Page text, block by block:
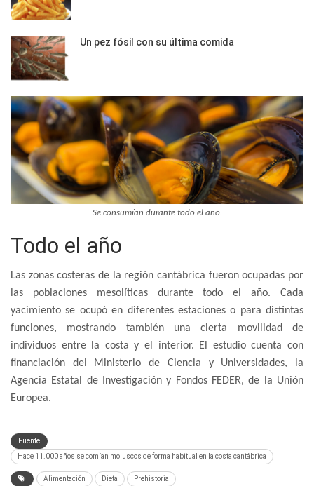
Un pez fósil con su última comida
Se consumían durante todo el año.
Todo el año
Las zonas costeras de la región cantábrica fueron ocupadas por
las poblaciones mesolíticas durante todo el año. Cada
yacimiento se ocupó en diferentes estaciones o para distintas
funciones, mostrando también una cierta movilidad de
individuos entre la costa y el interior. El estudio cuenta con
financiación del Ministerio de Ciencia y Universidades, la
Agencia Estatal de Investigación y Fondos FEDER, de la Unión
Europea.
Fuente
Hace 11.000 años se comían moluscos de forma habitual en la costa cantábrica
Alimentación Dieta Prehistoria